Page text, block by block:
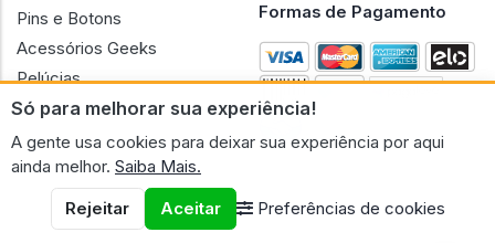
Só para melhorar sua experiência!
A gente usa cookies para deixar sua experiência por aqui
ainda melhor. Saiba Mais.
Rejeitar
Aceitar Preferências de cookies
Pins e Botons
Acessórios Geeks
Pelúcias
Bonecas
Formas de Pagamento
CNPJ n.º 30.220.458/0001-17 - GERAL GEEK PORTAL ELETRONICO